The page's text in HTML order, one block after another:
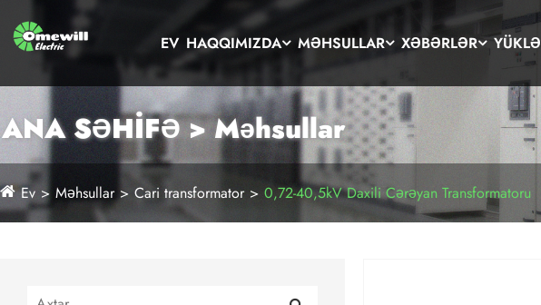
EV HAQQIMIZDA MƏHSULLAR XƏBƏRLƏR YÜKLƏ
ANA SƏHİFƏ > Məhsullar
Ev Məhsullar Cari transformator 0,72-40,5kV Daxili Cərəyan Transformatoru